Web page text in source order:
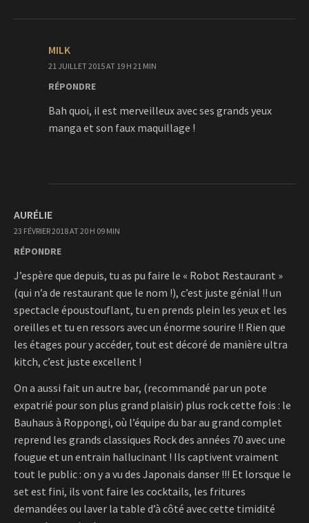
MILK
21 JUILLET 2015 AT 19 H 21 MIN
RÉPONDRE
Bah quoi, il est merveilleux avec ses grands yeux
manga et son faux maquillage !
AURÉLIE
23 FÉVRIER 2018 AT 20 H 09 MIN
RÉPONDRE
J’espère que depuis, tu as pu faire le « Robot Restaurant »
(qui n’a de restaurant que le nom !), c’est juste génial !! un
spectacle époustouflant, tu en prends plein les yeux et les
oreilles et tu en ressors avec un énorme sourire !! Rien que
les étages pour y accéder, tout est décoré de manière ultra
kitch, c’est juste excellent !
On a aussi fait un autre bar, (recommandé par un pote
expatrié pour son plus grand plaisir) plus rock cette fois : le
Bauhaus à Roppongi, où l’équipe du bar au grand complet
reprend les grands classiques Rock des années 70 avec une
fougue et un entrain hallucinant ! Ils captivent vraiment
tout le public : on y a vu des Japonais danser !!! Et lorsque le
set est fini, ils vont faire les cocktails, les fritures
demandées ou laver la table d’à côté avec cette timidité